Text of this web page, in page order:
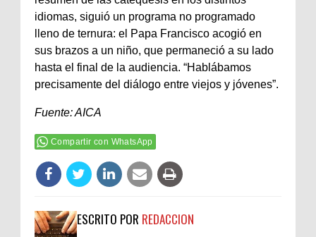
idiomas, siguió un programa no programado
lleno de ternura: el Papa Francisco acogió en
sus brazos a un niño, que permaneció a su lado
hasta el final de la audiencia. “Hablábamos
precisamente del diálogo entre viejos y jóvenes”.
Fuente: AICA
Compartir con WhatsApp
ESCRITO POR REDACCION